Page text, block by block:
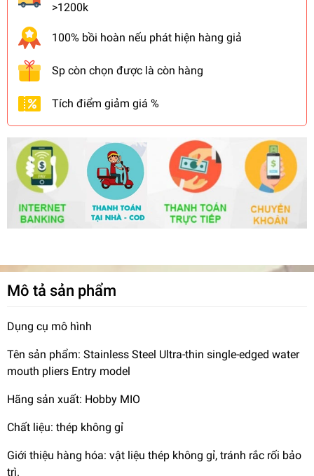
>1200k
100% bồi hoàn nếu phát hiện hàng giả
Sp còn chọn được là còn hàng
Tích điểm giảm giá %
Mô tả sản phẩm
Dụng cụ mô hình
Tên sản phẩm: Stainless Steel Ultra-thin single-edged water
mouth pliers Entry model
Hãng sản xuất: Hobby MIO
Chất liệu: thép không gỉ
Giới thiệu hàng hóa: vật liệu thép không gỉ, tránh rắc rối bảo
trì.